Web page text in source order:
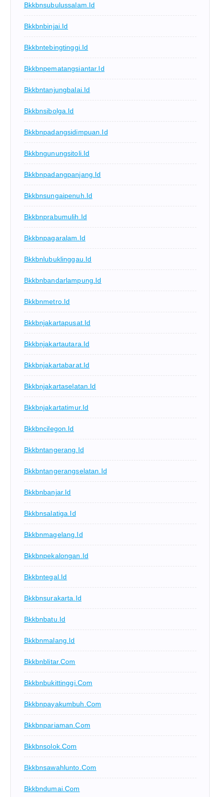
Bkkbnsubulussalam.id
Bkkbnbinjai.id
Bkkbntebingtinggi.id
Bkkbnpematangsiantar.id
Bkkbntanjungbalai.id
Bkkbnsibolga.id
Bkkbnpadangsidimpuan.id
Bkkbngunungsitoli.id
Bkkbnpadangpanjang.id
Bkkbnsungaipenuh.id
Bkkbnprabumulih.id
Bkkbnpagaralam.id
Bkkbnlubuklinggau.id
Bkkbnbandarlampung.id
Bkkbnmetro.id
Bkkbnjakartapusat.id
Bkkbnjakartautara.id
Bkkbnjakartabarat.id
Bkkbnjakartaselatan.id
Bkkbnjakartatimur.id
Bkkbncilegon.id
Bkkbntangerang.id
Bkkbntangerangselatan.id
Bkkbnbanjar.id
Bkkbnsalatiga.id
Bkkbnmagelang.id
Bkkbnpekalongan.id
Bkkbntegal.id
Bkkbnsurakarta.id
Bkkbnbatu.id
Bkkbnmalang.id
Bkkbnblitar.com
Bkkbnbukittinggi.com
Bkkbnpayakumbuh.com
Bkkbnpariaman.com
Bkkbnsolok.com
Bkkbnsawahlunto.com
Bkkbndumai.com